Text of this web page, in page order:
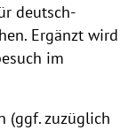
l
e
deutsch-
Ergänzt wird
im
(ggf. zuzüglich